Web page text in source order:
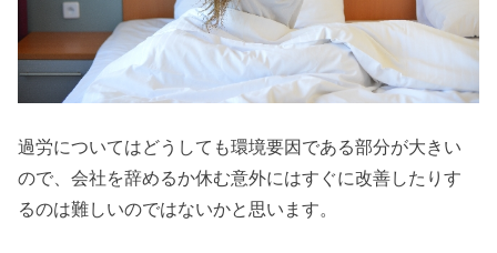
過労についてはどうしても環境要因である部分が大きい
ので、会社を辞めるか休む意外にはすぐに改善したりす
るのは難しいのではないかと思います。